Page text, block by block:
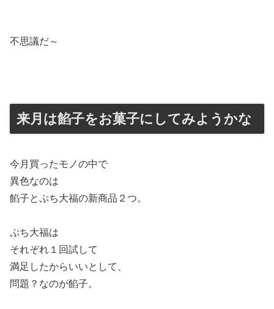
不思議だ～
来月は餡子をお菓子にしてみようかな
今月買ったモノの中で
異色なのは
餡子とぷち大福の新商品２つ。
ぷち大福は
それぞれ１回試して
満足したからいいとして、
問題？なのが餡子。